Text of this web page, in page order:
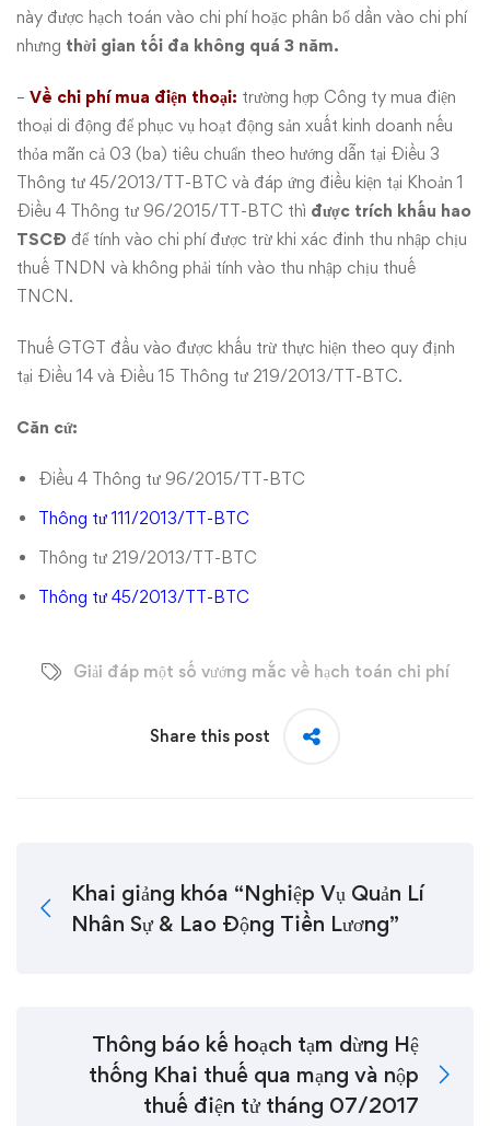
này được hạch toán vào chi phí hoặc phân bổ dần vào chi phí
nhưng thời gian tối đa không quá 3 năm.
– Về chi phí mua điện thoại: trường hợp Công ty mua điện
thoại di động để phục vụ hoạt động sản xuất kinh doanh nếu
thỏa mãn cả 03 (ba) tiêu chuẩn theo hướng dẫn tại Điều 3
Thông tư 45/2013/TT-BTC và đáp ứng điều kiện tại Khoản 1
Điều 4 Thông tư 96/2015/TT-BTC thì được trích khấu hao
TSCĐ để tính vào chi phí được trừ khi xác đinh thu nhập chịu
thuế TNDN và không phải tính vào thu nhập chịu thuế
TNCN.
Thuế GTGT đầu vào được khấu trừ thực hiện theo quy định
tại Điều 14 và Điều 15 Thông tư 219/2013/TT-BTC.
Căn cứ:
Điều 4 Thông tư 96/2015/TT-BTC
Thông tư 111/2013/TT-BTC
Thông tư 219/2013/TT-BTC
Thông tư 45/2013/TT-BTC
Giải đáp một số vướng mắc về hạch toán chi phí
Share this post
Khai giảng khóa “Nghiệp Vụ Quản Lí
Nhân Sự & Lao Động Tiền Lương”
Thông báo kế hoạch tạm dừng Hệ
thống Khai thuế qua mạng và nộp
thuế điện tử tháng 07/2017